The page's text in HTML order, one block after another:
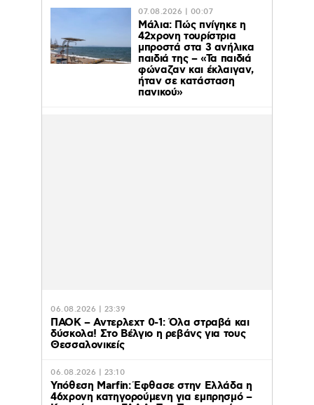
07.08.2026 | 00:07
Μάλια: Πώς πνίγηκε η
42χρονη τουρίστρια
μπροστά στα 3 ανήλικα
παιδιά της – «Τα παιδιά
φώναζαν και έκλαιγαν,
ήταν σε κατάσταση
πανικού»
06.08.2026 | 23:39
ΠΑΟΚ – Αντερλεχτ 0-1: Όλα στραβά και
δύσκολα! Στο Βέλγιο η ρεβάνς για τους
Θεσσαλονικείς
06.08.2026 | 23:10
Υπόθεση Marfin: Έφθασε στην Ελλάδα η
46χρονη κατηγορούμενη για εμπρησμό –